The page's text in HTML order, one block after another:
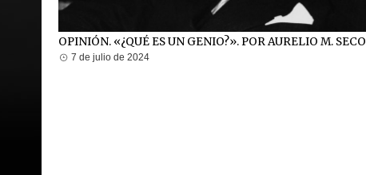
OPINIÓN. «¿QUÉ ES UN GENIO?». POR AURELIO M. SECO
7 de julio de 2024